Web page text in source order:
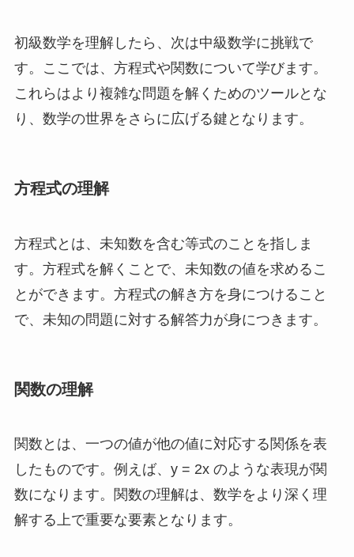
初級数学を理解したら、次は中級数学に挑戦で
す。ここでは、方程式や関数について学びます。
これらはより複雑な問題を解くためのツールとな
り、数学の世界をさらに広げる鍵となります。
方程式の理解
方程式とは、未知数を含む等式のことを指しま
す。方程式を解くことで、未知数の値を求めるこ
とができます。方程式の解き方を身につけること
で、未知の問題に対する解答力が身につきます。
関数の理解
関数とは、一つの値が他の値に対応する関係を表
したものです。例えば、y = 2x のような表現が関
数になります。関数の理解は、数学をより深く理
解する上で重要な要素となります。